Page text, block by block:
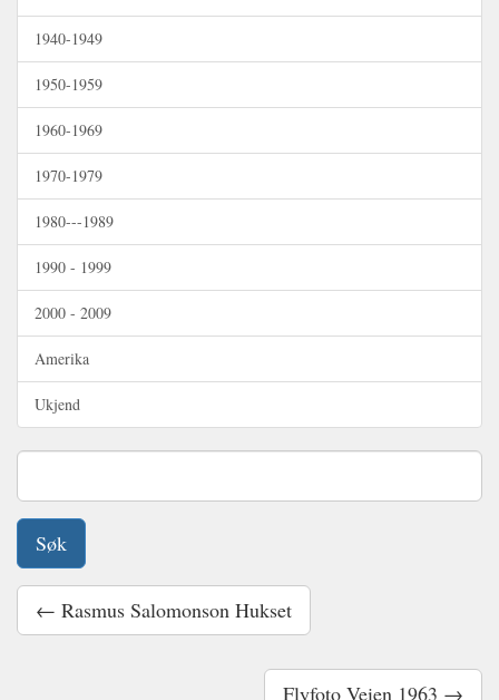
1940-1949
1950-1959
1960-1969
1970-1979
1980---1989
1990 - 1999
2000 - 2009
Amerika
Ukjend
← Rasmus Salomonson Hukset
Flyfoto Veien 1963 →